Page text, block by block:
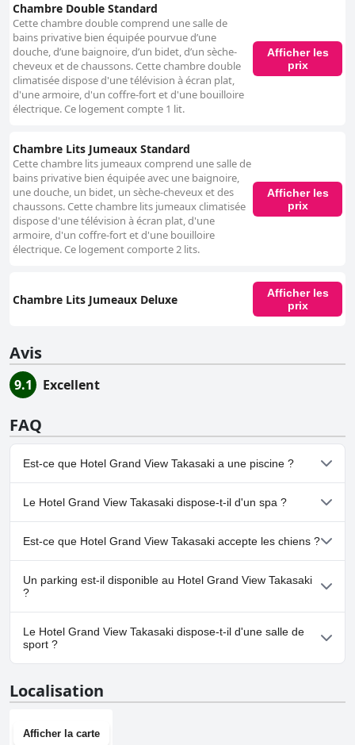
Chambre Double Standard
Cette chambre double comprend une salle de
bains privative bien équipée pourvue d’une
douche, d’une baignoire, d’un bidet, d’un sèche-
cheveux et de chaussons. Cette chambre double
climatisée dispose d'une télévision à écran plat,
d'une armoire, d'un coffre-fort et d'une bouilloire
électrique. Ce logement compte 1 lit.
Afficher les
prix
Chambre Lits Jumeaux Standard
Cette chambre lits jumeaux comprend une salle de
bains privative bien équipée avec une baignoire,
une douche, un bidet, un sèche-cheveux et des
chaussons. Cette chambre lits jumeaux climatisée
dispose d'une télévision à écran plat, d'une
armoire, d'un coffre-fort et d'une bouilloire
électrique. Ce logement comporte 2 lits.
Afficher les
prix
Chambre Lits Jumeaux Deluxe
Afficher les
prix
Avis
9.1 Excellent
FAQ
Est-ce que Hotel Grand View Takasaki a une piscine ?
Non, Hotel Grand View Takasaki n'a pas de piscine.
Le Hotel Grand View Takasaki dispose-t-il d'un spa ?
Oui, un spa est disponible à Hotel Grand View Takasaki.
Est-ce que Hotel Grand View Takasaki accepte les chiens ?
Non, Hotel Grand View Takasaki n'accepte pas les chiens.
Un parking est-il disponible au Hotel Grand View Takasaki
?
Oui, un parking est disponible à Hotel Grand View Takasaki.
Le Hotel Grand View Takasaki dispose-t-il d'une salle de
sport ?
Localisation
Afficher la carte